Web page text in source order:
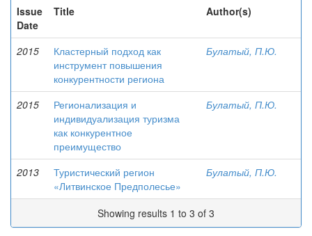
Issue
Date
Title Author(s)
2015
Кластерный подход как
инструмент повышения
конкурентности региона
Булатый, П.Ю.
2015
Регионализация и
индивидуализация туризма
как конкурентное
преимущество
Булатый, П.Ю.
2013
Туристический регион
«Литвинское Предполесье»
Булатый, П.Ю.
Showing results 1 to 3 of 3